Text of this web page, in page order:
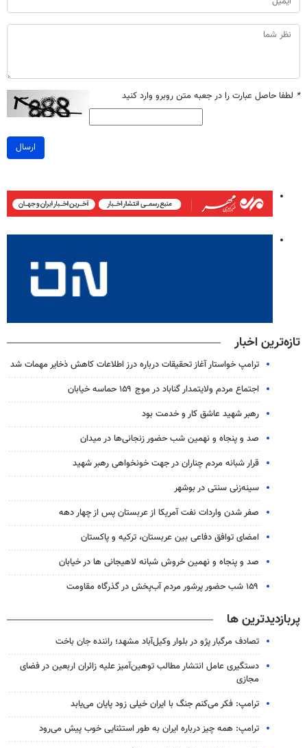
* لطفا حاصل عبارت را در جعبه متن روبرو وارد کنید
ارسال
تازه‌ترین اخبار
ترامپ خواستار آغاز تحقیقات درباره درز اطلاعات کاهش ذخایر مهمات شد
اجتماع مردم ولایتمدار گناباد در موج ۱۵۹ حماسه خیابان
رهبر شهید عاشق کار و خدمت بود
صد و پنجاه و نهمین شب حضور زنجانی‌ها در میدان
قرار شبانه مردم چناران در جهت خونخواهی رهبر شهید
سینه‌زنی سنتی در بوشهر
صفر شدن واردات نفت آمریکا از عربستان پس از چهار دهه
امضای توافق دفاعی بین عربستان، ترکیه و پاکستان
صد و پنجاه و نهمین خروش شبانه لاهیجانی ها در خیابان
۱۵۹ شب حضور پرشور مردم آب‌پخش در گذرگاه مقاومت
پربازدیدترین ها
تصادف مرگبار پژو در بلوار وکیل‌آباد مشهد؛ راننده جان باخت
دستگیری عامل انتشار مطالب توهین‌آمیز علیه زائران اربعین در فضای
مجازی
ترامپ: فکر می‌کنم جنگ با ایران خیلی زود پایان می‌یابد
ترامپ: همه چیز درباره ایران به طور استثنایی خوب پیش می‌رود